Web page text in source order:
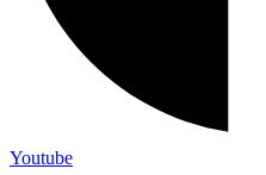
Youtube